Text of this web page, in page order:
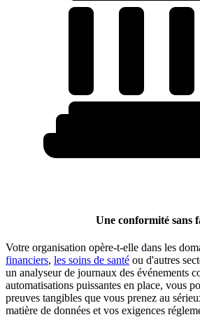
Une conformité sans
Votre organisation opère-t-elle dans les
financiers, les soins de santé ou d'autres
un analyseur de journaux des événements
automatisations puissantes en place, vous
preuves tangibles que vous prenez au
matière de données et vos exigences